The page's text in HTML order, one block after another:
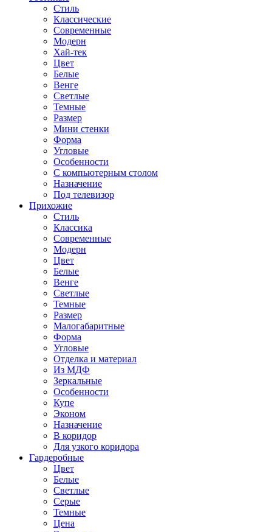
Стиль
Классические
Современные
Модерн
Хай-тек
Цвет
Белые
Венге
Светлые
Темные
Размер
Мини стенки
Форма
Угловые
Особенности
С компьютерным столом
Назначение
Под телевизор
Прихожие
Стиль
Классика
Современные
Модерн
Цвет
Белые
Венге
Светлые
Темные
Размер
Малогабаритные
Форма
Угловые
Отделка и материал
Из МДФ
Зеркальные
Особенности
Купе
Эконом
Назначение
В коридор
Для узкого коридора
Гардеробные
Цвет
Белые
Светлые
Серые
Темные
Цена